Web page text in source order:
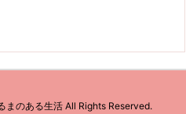
まのある生活 All Rights Reserved.